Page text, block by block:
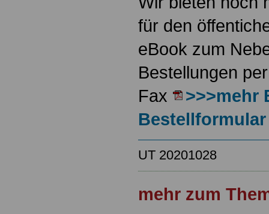
für den
eBook zum
Bestellungen
Fax
>>>mehr
Bestellformular
UT 20201028
mehr zum